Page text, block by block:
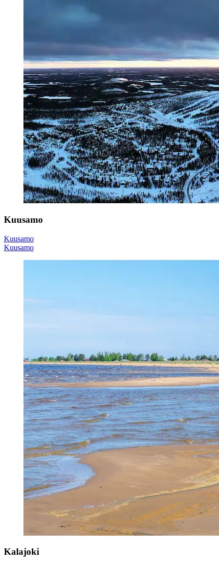
Kuusamo
Kuusamo
Kuusamo
Kalajoki